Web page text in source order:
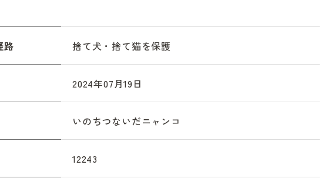
路 捨て犬・捨て猫を保護
2024年07月19日
いのちつないだニャンコ
12243